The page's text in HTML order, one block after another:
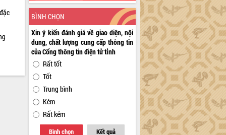
BÌNH CHỌN
Xin ý kiến đánh giá về giao diện, nội
dung, chất lượng cung cấp thông tin
của Cổng thông tin điện tử tỉnh
Rất tốt
Tốt
Trung bình
Kém
Rất kém
Bình chọn Kết quả